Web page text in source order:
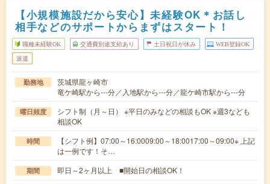
【小規模施設だから安心】未経験OK＊お話し
相手などのサポートからまずはスタート！
職種未経験OK 交通費別途支給あり 土日祝日が休み WEB登録OK
派遣
勤務地
茨城県龍ヶ崎市
竜ケ崎駅から---分／入地駅から---分／龍ケ崎市駅から---分
曜日頻度
シフト制（月～日） ※平日のみなどの相談もOK ※週3なども
相談OK
時間
【シフト例】07:00～16:0009:00～18:0017:00～09:00※ 上記
は一例です！そ…
期間 即日～2ヶ月以上 ■開始日の相談OK！